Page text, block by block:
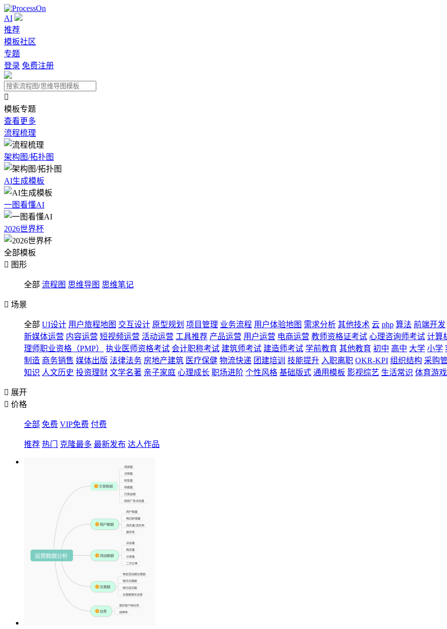
AI
推荐
模板社区
专题
登录 免费注册

模板专题
查看更多
流程梳理
架构图/拓扑图
AI生成模板
一图看懂AI
2026世界杯
全部模板
 图形
全部 流程图 思维导图 思维笔记
 场景
全部 UI设计 用户旅程地图 交互设计 原型规划 项目管理 业务流程 用户体验地图 需求分析 其他技术 云 php 算法 前端开发
新媒体运营 内容运营 短视频运营 活动运营 工具推荐 产品运营 用户运营 电商运营 教师资格证考试 心理咨询师考试 计算
理师职业资格（PMP）
执业医师资格考试 会计职称考试 建筑师考试 建造师考试 学前教育 其他教育 初中 高中 大学 小学
制造 商务销售 媒体出版 法律法务 房地产建筑 医疗保健 物流快递 团建培训 技能提升 入职离职 OKR-KPI 组织结构 采购
知识 人文历史 投资理财 文学名著 亲子家庭 心理成长 职场进阶 个性风格 基础版式 通用模板 影视综艺 生活常识 体育游戏
 展开
 价格
全部 免费 VIP免费 付费
推荐 热门 克隆最多 最新发布 达人作品